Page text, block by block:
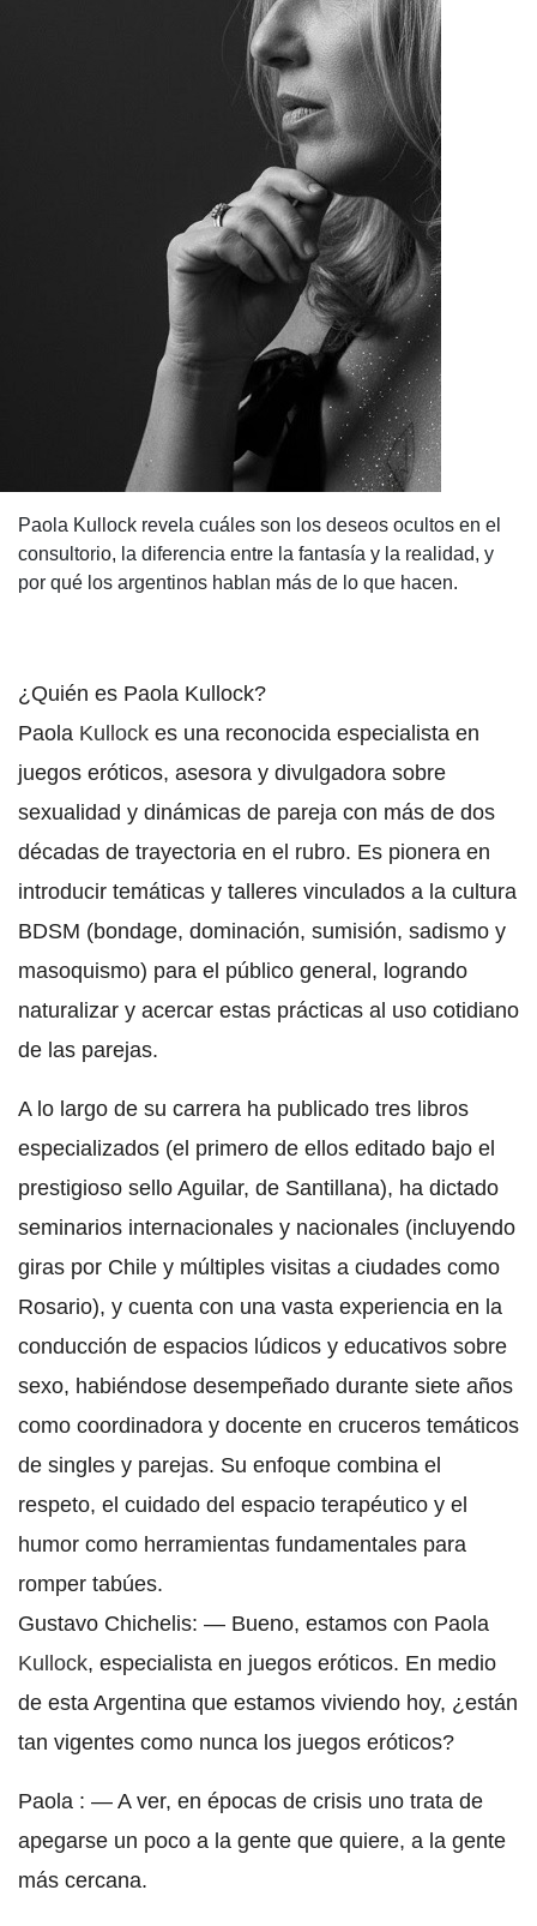
Paola Kullock revela cuáles son los deseos ocultos en el
consultorio, la diferencia entre la fantasía y la realidad, y
por qué los argentinos hablan más de lo que hacen.
¿Quién es Paola Kullock?
Paola Kullock es una reconocida especialista en
juegos eróticos, asesora y divulgadora sobre
sexualidad y dinámicas de pareja con más de dos
décadas de trayectoria en el rubro. Es pionera en
introducir temáticas y talleres vinculados a la cultura
BDSM (bondage, dominación, sumisión, sadismo y
masoquismo) para el público general, logrando
naturalizar y acercar estas prácticas al uso cotidiano
de las parejas.
A lo largo de su carrera ha publicado tres libros
especializados (el primero de ellos editado bajo el
prestigioso sello Aguilar, de Santillana), ha dictado
seminarios internacionales y nacionales (incluyendo
giras por Chile y múltiples visitas a ciudades como
Rosario), y cuenta con una vasta experiencia en la
conducción de espacios lúdicos y educativos sobre
sexo, habiéndose desempeñado durante siete años
como coordinadora y docente en cruceros temáticos
de singles y parejas. Su enfoque combina el
respeto, el cuidado del espacio terapéutico y el
humor como herramientas fundamentales para
romper tabúes.
Gustavo Chichelis: — Bueno, estamos con Paola
Kullock, especialista en juegos eróticos. En medio
de esta Argentina que estamos viviendo hoy, ¿están
tan vigentes como nunca los juegos eróticos?
Paola : — A ver, en épocas de crisis uno trata de
apegarse un poco a la gente que quiere, a la gente
más cercana.